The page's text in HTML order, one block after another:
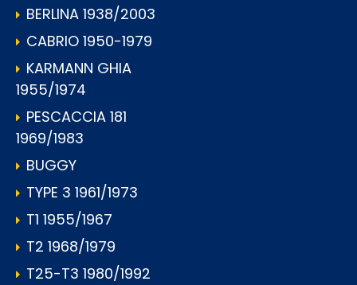
BERLINA 1938/2003
CABRIO 1950-1979
KARMANN GHIA
1955/1974
PESCACCIA 181
1969/1983
BUGGY
TYPE 3 1961/1973
T1 1955/1967
T2 1968/1979
T25-T3 1980/1992